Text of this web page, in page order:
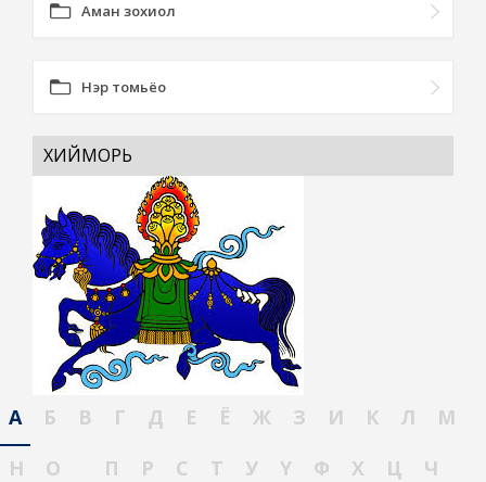
Аман зохиол
Нэр томьёо
ХИЙМОРЬ
А Б В Г Д Е Ё Ж З И К Л
М
Н
О П Р С Т У Ү Ф Х Ц
Ч